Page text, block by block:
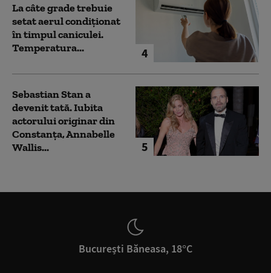
4
La câte grade trebuie
setat aerul condiționat
în timpul caniculei.
Temperatura...
5
Sebastian Stan a
devenit tată. Iubita
actorului originar din
Constanța, Annabelle
Wallis...
București Băneasa, 18°C